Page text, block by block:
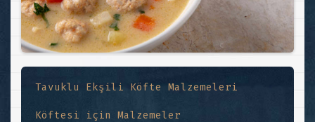
Tavuklu Ekşili Köfte Malzemeleri
Köftesi için Malzemeler